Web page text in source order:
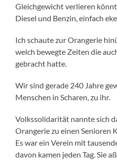
Gleichgewicht verlieren
Diesel und Benzin, einfach
Ich schaute zur Orangerie
welch bewegte Zeiten die
gebracht hatte.
Wir sind gerade 240 Jahre
Menschen in Scharen, zu ihr.
Volkssolidarität nannte sich
Orangerie zu einen Senioren
Es war ein Verein mit
davon kamen jeden Tag. Sie